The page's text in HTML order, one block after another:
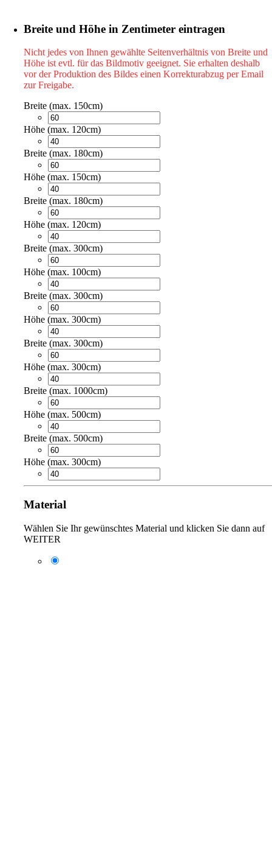
Breite und Höhe in Zentimeter eintragen
Nicht jedes von Ihnen gewählte Seitenverhältnis von Breite und
Höhe ist evtl. für das Bildmotiv geeignet. Sie erhalten deshalb
vor der Produktion des Bildes einen Korrekturabzug per Email
zur Freigabe.
Breite (max. 150cm)
Höhe (max. 120cm)
Breite (max. 180cm)
Höhe (max. 150cm)
Breite (max. 180cm)
Höhe (max. 120cm)
Breite (max. 300cm)
Höhe (max. 100cm)
Breite (max. 300cm)
Höhe (max. 300cm)
Breite (max. 300cm)
Höhe (max. 300cm)
Breite (max. 1000cm)
Höhe (max. 500cm)
Breite (max. 500cm)
Höhe (max. 300cm)
Material
Wählen Sie Ihr gewünschtes Material und klicken Sie dann auf
WEITER